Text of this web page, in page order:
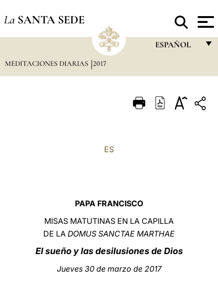
La SANTA SEDE
ESPAÑOL
ITALIANO
中文
LATINE
MEDITACIONES DIARIAS 2017
ES
PAPA FRANCISCO
MISAS MATUTINAS EN LA CAPILLA
DE LA DOMUS SANCTAE MARTHAE
El sueño y las desilusiones de Dios
Jueves 30 de marzo de 2017